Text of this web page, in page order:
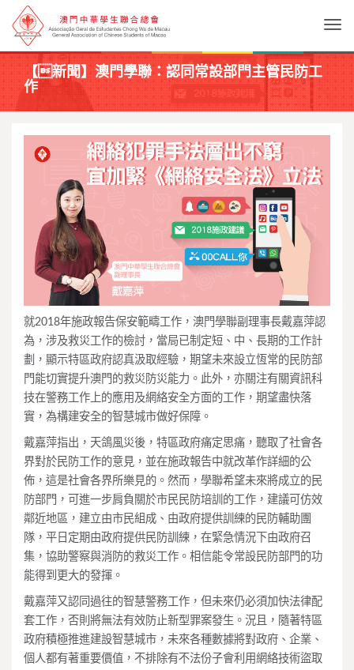
【新聞】澳門學聯：認同常設部門主管民防工
作
就2018年施政報告保安範疇工作，澳門學聯副理事長戴嘉萍認
為，涉及救災工作的檢討，當局已制定短、中、長期的工作計
劃，顯示特區政府認真汲取經驗，期望未來設立恆常的民防部
門能切實提升澳門的救災防災能力。此外，亦關注有關資訊科
技在警務工作上的應用及網絡安全方面的工作，期望盡快落
實，為構建安全的智慧城市做好保障。
戴嘉萍指出，天鴿風災後，特區政府痛定思痛，聽取了社會各
界對於民防工作的意見，並在施政報告中就改革作詳細的公
佈，這是社會各界所樂見的。然而，學聯希望未來將成立的民
防部門，可進一步肩負關於市民民防培訓的工作，建議可仿效
鄰近地區，建立由市民組成、由政府提供訓練的民防輔助團
隊，平日定期由政府提供民防訓練，在緊急情況下由政府召
集，協助警察與消防的救災工作。相信能令常設民防部門的功
能得到更大的發揮。
戴嘉萍又認同過往的智慧警務工作，但未來仍必須加快法律配
套工作，否則將無法有效防止新型罪案發生。況且，隨著特區
政府積極推進建設智慧城市，未來各種數據將對政府、企業、
個人都有著重要價值，不排除有不法份子會利用網絡技術盜取